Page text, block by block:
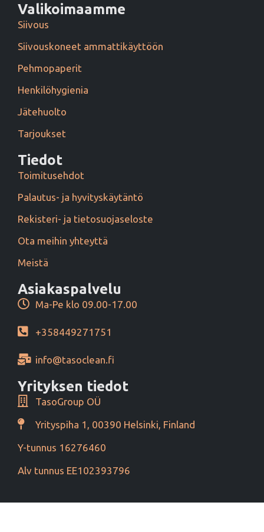
Valikoimaamme
Siivous
Siivouskoneet ammattikäyttöön
Pehmopaperit
Henkilöhygienia
Jätehuolto
Tarjoukset
Tiedot
Toimitusehdot
Palautus- ja hyvityskäytäntö
Rekisteri- ja tietosuojaseloste
Ota meihin yhteyttä
Meistä
Asiakaspalvelu
Ma-Pe klo 09.00-17.00
+358449271751
info@tasoclean.fi
Yrityksen tiedot
TasoGroup OÜ
Yrityspiha 1, 00390 Helsinki, Finland
Y-tunnus 16276460
Alv tunnus EE102393796